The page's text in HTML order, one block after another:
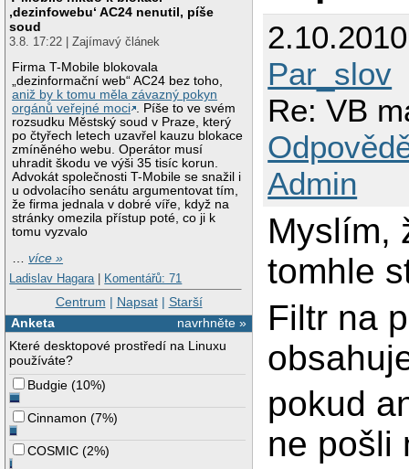
‚dezinfowebu‘ AC24 nenutil, píše
soud
3.8. 17:22 | Zajímavý článek
Firma T-Mobile blokovala
„dezinformační web“ AC24 bez toho,
aniž by k tomu měla závazný pokyn
orgánů veřejné moci . Píše to ve svém
rozsudku Městský soud v Praze, který
po čtyřech letech uzavřel kauzu blokace
zmíněného webu. Operátor musí
uhradit škodu ve výši 35 tisíc korun.
Advokát společnosti T-Mobile se snažil i
u odvolacího senátu argumentovat tím,
že firma jednala v dobré víře, když na
stránky omezila přístup poté, co ji k
tomu vyzvalo
…více »
Ladislav Hagara | Komentářů: 71
Centrum | Napsat| Starší
navrhněte »
Anketa
Které desktopové prostředí na Linuxu
používáte?
Budgie (10%)
Cinnamon (7%)
COSMIC (2%)
Par_slov
Re: VB
Admin
Myslím,
tomhle
Filtr na
pokud
ne pošli